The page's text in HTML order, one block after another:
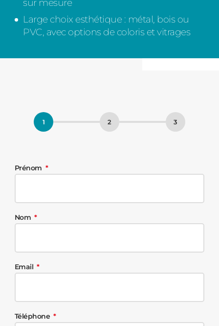
sur mesure
Large choix esthétique : métal, bois ou
PVC, avec options de coloris et vitrages
Prénom
Nom
Email
Téléphone